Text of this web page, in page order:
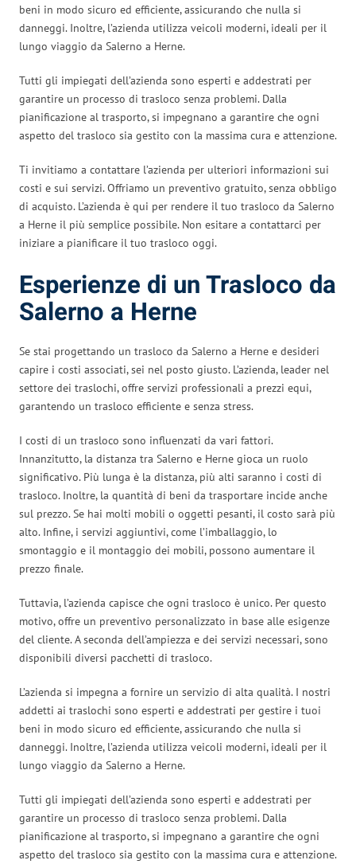
beni in modo sicuro ed efficiente, assicurando che nulla si
danneggi. Inoltre, l’azienda utilizza veicoli moderni, ideali per il
lungo viaggio da Salerno a Herne.
Tutti gli impiegati dell’azienda sono esperti e addestrati per
garantire un processo di trasloco senza problemi. Dalla
pianificazione al trasporto, si impegnano a garantire che ogni
aspetto del trasloco sia gestito con la massima cura e attenzione.
Ti invitiamo a contattare l’azienda per ulteriori informazioni sui
costi e sui servizi. Offriamo un preventivo gratuito, senza obbligo
di acquisto. L’azienda è qui per rendere il tuo trasloco da Salerno
a Herne il più semplice possibile. Non esitare a contattarci per
iniziare a pianificare il tuo trasloco oggi.
Esperienze di un Trasloco da
Salerno a Herne
Se stai progettando un trasloco da Salerno a Herne e desideri
capire i costi associati, sei nel posto giusto. L’azienda, leader nel
settore dei traslochi, offre servizi professionali a prezzi equi,
garantendo un trasloco efficiente e senza stress.
I costi di un trasloco sono influenzati da vari fattori.
Innanzitutto, la distanza tra Salerno e Herne gioca un ruolo
significativo. Più lunga è la distanza, più alti saranno i costi di
trasloco. Inoltre, la quantità di beni da trasportare incide anche
sul prezzo. Se hai molti mobili o oggetti pesanti, il costo sarà più
alto. Infine, i servizi aggiuntivi, come l’imballaggio, lo
smontaggio e il montaggio dei mobili, possono aumentare il
prezzo finale.
Tuttavia, l’azienda capisce che ogni trasloco è unico. Per questo
motivo, offre un preventivo personalizzato in base alle esigenze
del cliente. A seconda dell’ampiezza e dei servizi necessari, sono
disponibili diversi pacchetti di trasloco.
L’azienda si impegna a fornire un servizio di alta qualità. I nostri
addetti ai traslochi sono esperti e addestrati per gestire i tuoi
beni in modo sicuro ed efficiente, assicurando che nulla si
danneggi. Inoltre, l’azienda utilizza veicoli moderni, ideali per il
lungo viaggio da Salerno a Herne.
Tutti gli impiegati dell’azienda sono esperti e addestrati per
garantire un processo di trasloco senza problemi. Dalla
pianificazione al trasporto, si impegnano a garantire che ogni
aspetto del trasloco sia gestito con la massima cura e attenzione.